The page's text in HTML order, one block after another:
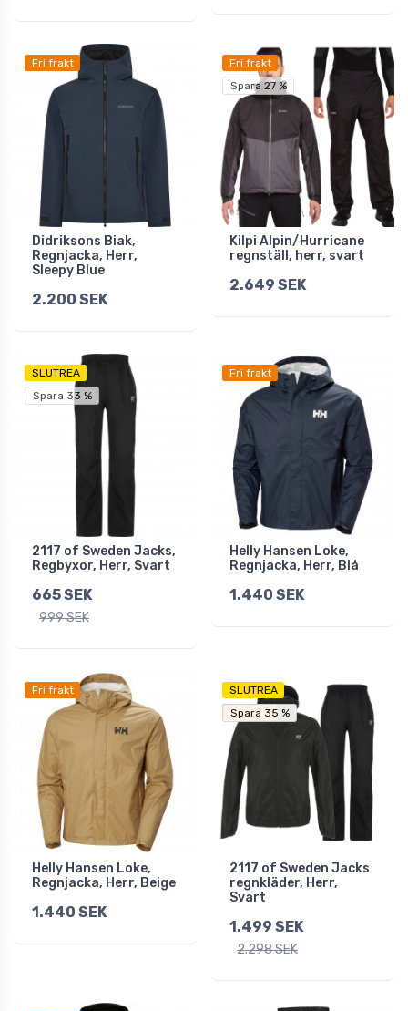
Fri frakt
Didriksons Biak,
Regnjacka, Herr,
Sleepy Blue
2.200 SEK
Fri frakt
Spara 27 %
Kilpi Alpin/Hurricane
regnställ, herr, svart
2.649 SEK
SLUTREA
Spara 33 %
2117 of Sweden Jacks,
Regbyxor, Herr, Svart
665 SEK
999 SEK
Fri frakt
Helly Hansen Loke,
Regnjacka, Herr, Blå
1.440 SEK
Fri frakt
Helly Hansen Loke,
Regnjacka, Herr, Beige
1.440 SEK
SLUTREA
Fri frakt
Spara 35 %
Spara 35 %
2117 of Sweden Jacks
regnkläder, Herr,
Svart
1.499 SEK
2.298 SEK